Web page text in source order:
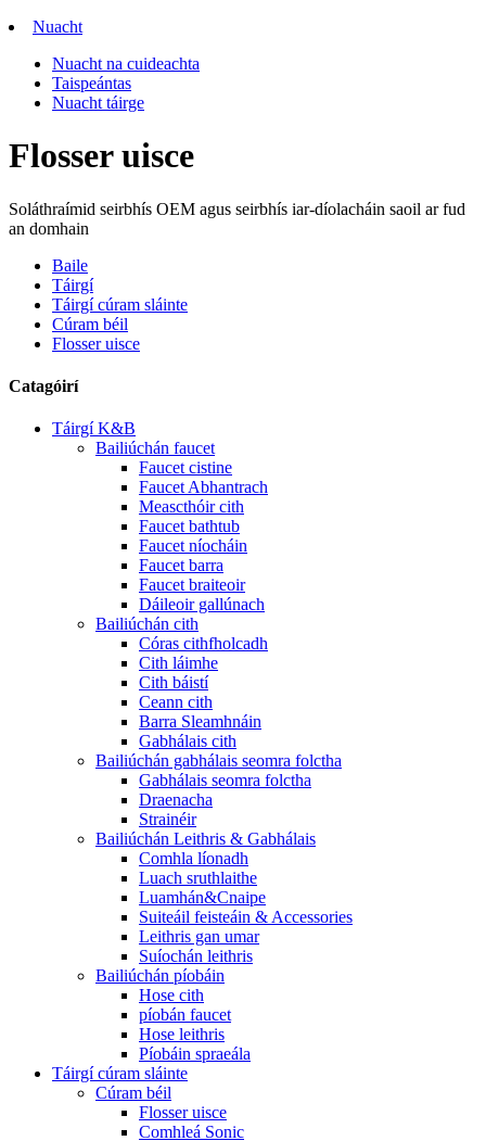
Nuacht
Nuacht na cuideachta
Taispeántas
Nuacht táirge
Flosser uisce
Soláthraímid seirbhís OEM agus seirbhís iar-díolacháin saoil ar fud
an domhain
Baile
Táirgí
Táirgí cúram sláinte
Cúram béil
Flosser uisce
Catagóirí
Táirgí K&B
Bailiúchán faucet
Faucet cistine
Faucet Abhantrach
Meascthóir cith
Faucet bathtub
Faucet níocháin
Faucet barra
Faucet braiteoir
Dáileoir gallúnach
Bailiúchán cith
Córas cithfholcadh
Cith láimhe
Cith báistí
Ceann cith
Barra Sleamhnáin
Gabhálais cith
Bailiúchán gabhálais seomra folctha
Gabhálais seomra folctha
Draenacha
Strainéir
Bailiúchán Leithris & Gabhálais
Comhla líonadh
Luach sruthlaithe
Luamhán&Cnaipe
Suiteáil feisteáin & Accessories
Leithris gan umar
Suíochán leithris
Bailiúchán píobáin
Hose cith
píobán faucet
Hose leithris
Píobáin spraeála
Táirgí cúram sláinte
Cúram béil
Flosser uisce
Comhleá Sonic